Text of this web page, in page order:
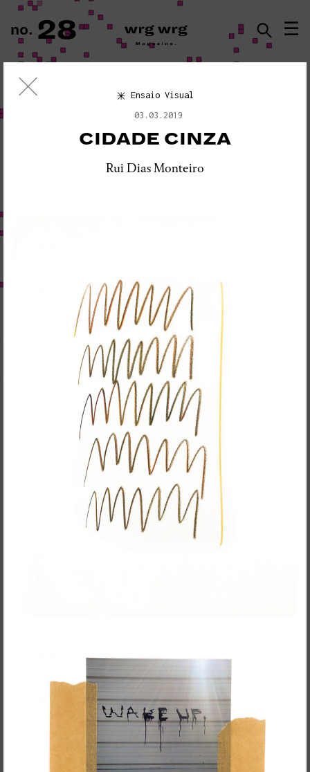
no. 28 ☰
Ensaio Visual
«PLEASE DO NOT DISTURB:
SEISMOGRAPH EQUIPMENT»
THE GROUND SWAM TO THE
SURFACE
Susana Mouzinho
Ensaio Visual
03.03.2019
CIDADE CINZA
Rui Dias Monteiro